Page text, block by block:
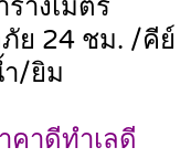
างเมตร
ย 24 ชม. /คีย์
ำ/ยิม
คาดีทำเลดี